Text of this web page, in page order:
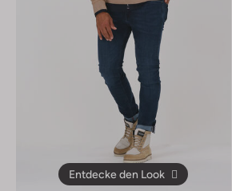
Entdecke den Look